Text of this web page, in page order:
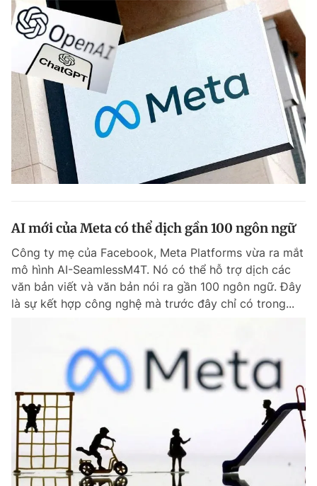
Theo dõi báo trên
Hotline
0906 645 777
Liên hệ quảng cáo
Đặt báo Quảng cáo Tòa soạn Chính sách bảo
Phó tổng biên tập: Lâm Hiếu Dũng
Phó tổng biên tập: Trần Việt Hưng
Tổng thư ký tòa soạn: Đức Trung
Giấy phép xuất bản số 110/GP - BTTTT cấp ngày 24.3.2020
© 2003-2026 Bản quyền thuộc về Báo Thanh Niên. Cấm sao chép
dưới mọi hình thức nếu không có sự chấp thuận bằng văn bản.
Phát triển bởi ePi Technologies, JSC.
AI mới của Meta có thể dịch gần 100 ngôn ngữ
Công ty mẹ của Facebook, Meta Platforms vừa ra mắt
mô hình AI-SeamlessM4T. Nó có thể hỗ trợ dịch các
văn bản viết và văn bản nói ra gần 100 ngôn ngữ. Đây
là sự kết hợp công nghệ mà trước đây chỉ có trong...